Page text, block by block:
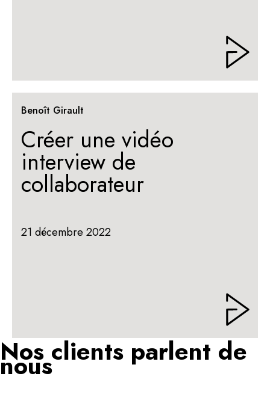
Benoît Girault
Créer une vidéo
interview de
collaborateur
21 décembre 2022
Nos clients parlent de
nous